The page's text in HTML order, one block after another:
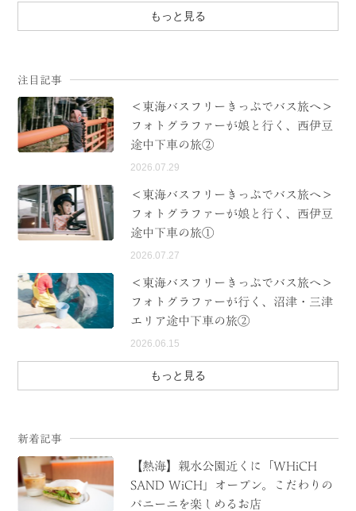
もっと見る
注目記事
＜東海バスフリーきっぷでバス旅へ＞
フォトグラファーが娘と行く、西伊豆
途中下車の旅②
2026.07.29
＜東海バスフリーきっぷでバス旅へ＞
フォトグラファーが娘と行く、西伊豆
途中下車の旅①
2026.07.27
＜東海バスフリーきっぷでバス旅へ＞
フォトグラファーが行く、沼津・三津
エリア途中下車の旅②
2026.06.15
もっと見る
新着記事
【熱海】親水公園近くに「WHiCH
SAND WiCH」オープン。こだわりの
パニーニを楽しめるお店